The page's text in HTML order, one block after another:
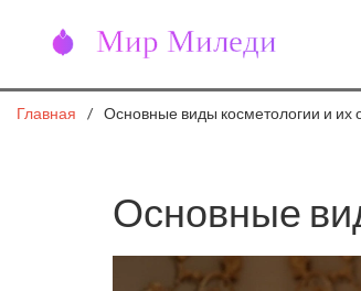
Главная Основные виды косметологии и их
Основные